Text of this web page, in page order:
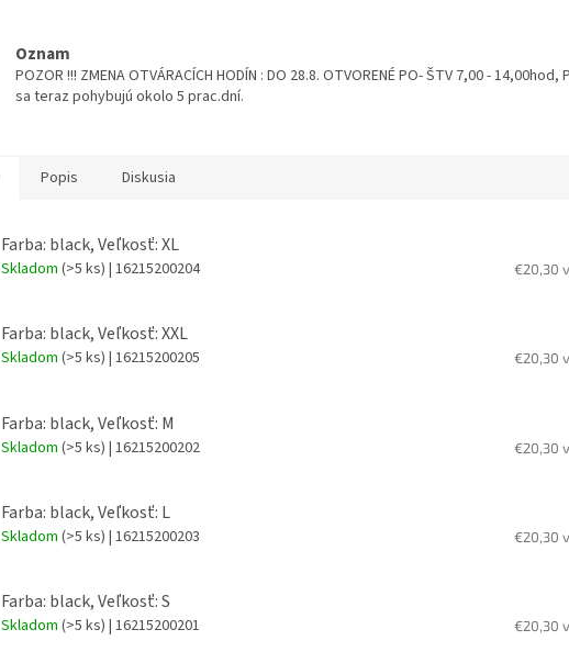
Oznam
POZOR !!! ZMENA OTVÁRACÍCH HODÍN : DO 28.8. OTVORENÉ PO- ŠTV 7,00 -
sa teraz pohybujú okolo 5 prac.dní.
Popis Diskusia
Farba: black, Veľkosť: XL
Skladom (>5 ks) | 16215200204 €20,30
Farba: black, Veľkosť: XXL
Skladom (>5 ks) | 16215200205 €20,30
Farba: black, Veľkosť: M
Skladom (>5 ks) | 16215200202 €20,30
Farba: black, Veľkosť: L
Skladom (>5 ks) | 16215200203 €20,30
Farba: black, Veľkosť: S
Skladom (>5 ks) | 16215200201 €20,30